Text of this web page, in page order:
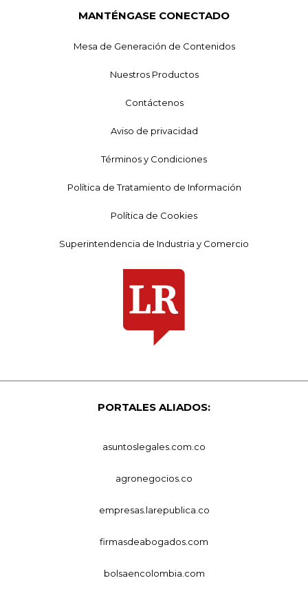
MANTÉNGASE CONECTADO
Mesa de Generación de Contenidos
Nuestros Productos
Contáctenos
Aviso de privacidad
Términos y Condiciones
Política de Tratamiento de Información
Política de Cookies
Superintendencia de Industria y Comercio
PORTALES ALIADOS:
asuntoslegales.com.co
agronegocios.co
empresas.larepublica.co
firmasdeabogados.com
bolsaencolombia.com